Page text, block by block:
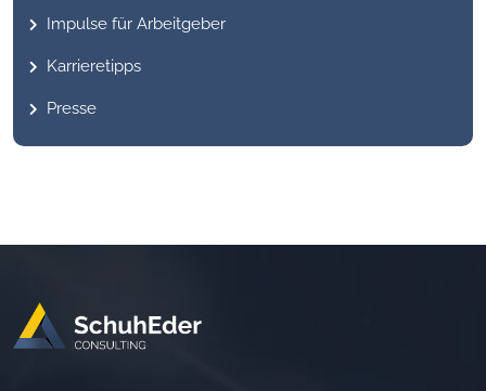
Impulse für Arbeitgeber
Karrieretipps
Presse